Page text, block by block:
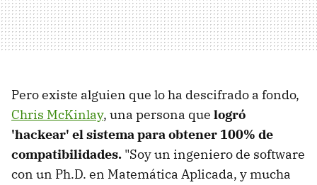
Pero existe alguien que lo ha descifrado a fondo,
Chris McKinlay, una persona que logró
'hackear' el sistema para obtener 100% de
compatibilidades. "Soy un ingeniero de software
con un Ph.D. en Matemática Aplicada, y mucha